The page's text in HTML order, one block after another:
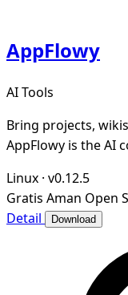
AppFlowy
AI Tools
Bring projects,
AppFlowy is the AI
Linux · v0.12.5
Gratis Aman Open
Detail
Download